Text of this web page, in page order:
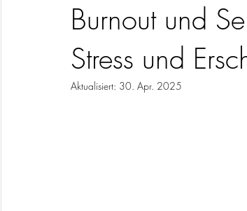
Burnout und
Stress und
Aktualisiert: 30. Apr. 2025